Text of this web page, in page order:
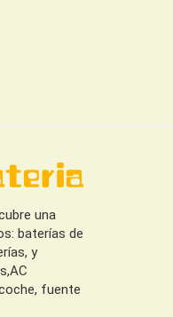
una
baterías de
y
fuente